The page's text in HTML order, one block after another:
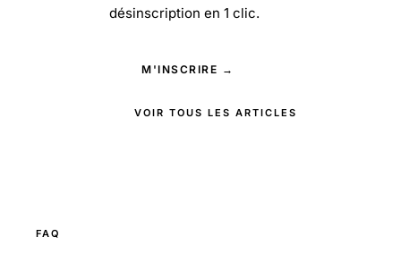
désinscription en 1 clic.
M'INSCRIRE →
VOIR TOUS LES ARTICLES
FAQ